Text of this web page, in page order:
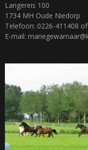
Langereis 100
1734 MH Oude Niedorp
Telefoon: 0226-411408
E-mail: